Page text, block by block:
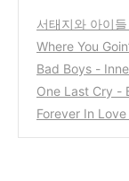
서태지와 아이
2
(0)
Where You
92
(0)
Bad Boys -
One Last Cry -
Forever In